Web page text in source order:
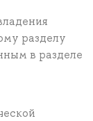
разделу
в разделе